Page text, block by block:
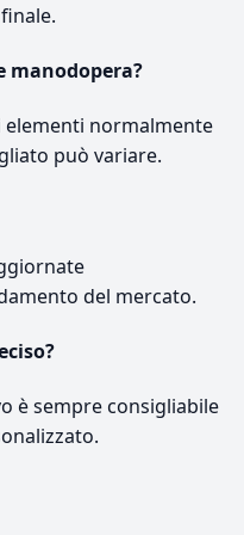
manodopera?
elementi normalmente
può variare.
del mercato.
è sempre consigliabile